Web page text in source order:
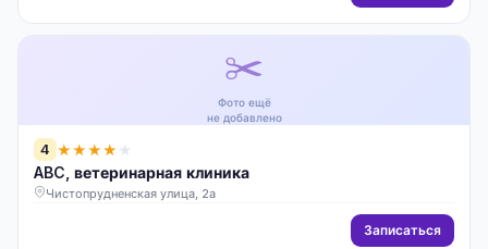
✂️
Фото ещё
не добавлено
4 ★★★★ ★
ABC, ветеринарная клиника
Чистопрудненская улица, 2а
Записаться